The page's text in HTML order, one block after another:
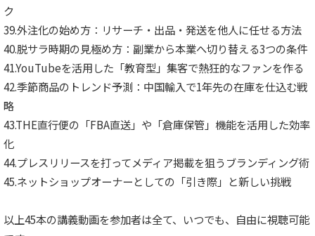
ク
39.外注化の始め方：リサーチ・出品・発送を他人に任せる方法
40.脱サラ時期の見極め方：副業から本業へ切り替える3つの条件
41.YouTubeを活用した「教育型」集客で熱狂的なファンを作る
42.季節商品のトレンド予測：中国輸入で1年先の在庫を仕込む戦
略
43.THE直行便の「FBA直送」や「倉庫保管」機能を活用した効率
化
44.プレスリリースを打ってメディア掲載を狙うブランディング術
45.ネットショップオーナーとしての「引き際」と新しい挑戦
以上45本の講義動画を参加者は全て、いつでも、自由に視聴可能